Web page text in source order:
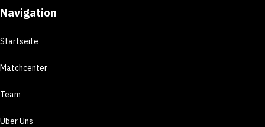
Navigation
Startseite
Matchcenter
Team
Über Uns